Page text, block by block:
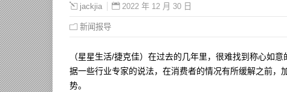
jackjia 2022 年 12 月 30 日
新闻报导
（星星生活/捷克佳）在过去的几年里，很难找到称心如
据一些行业专家的说法，在消费者的情况有所缓解之前
势。